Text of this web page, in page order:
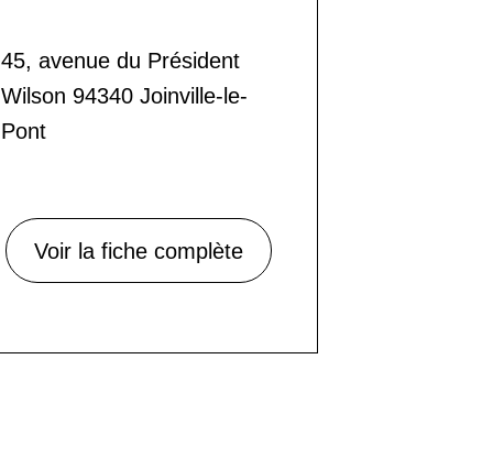
45, avenue du Président
Wilson 94340 Joinville-le-
Pont
Voir la fiche complète